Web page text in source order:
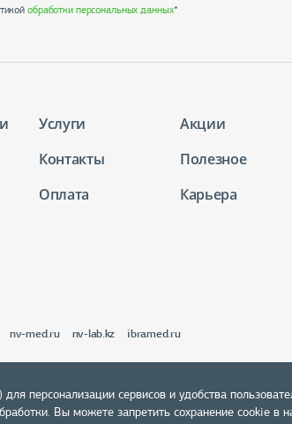
обработки персональных данных*
Услуги
Акции
Контакты
Полезное
Оплата
Карьера
nv-med.ru nv-lab.kz ibramed.ru
конфиденциальности
персонализации сервисов и удобства
Вы можете запретить сохранение cookie в